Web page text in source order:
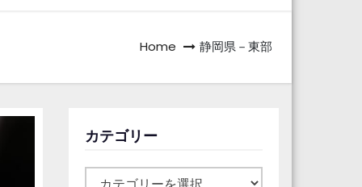
Home 静岡県－東部
カテゴリー